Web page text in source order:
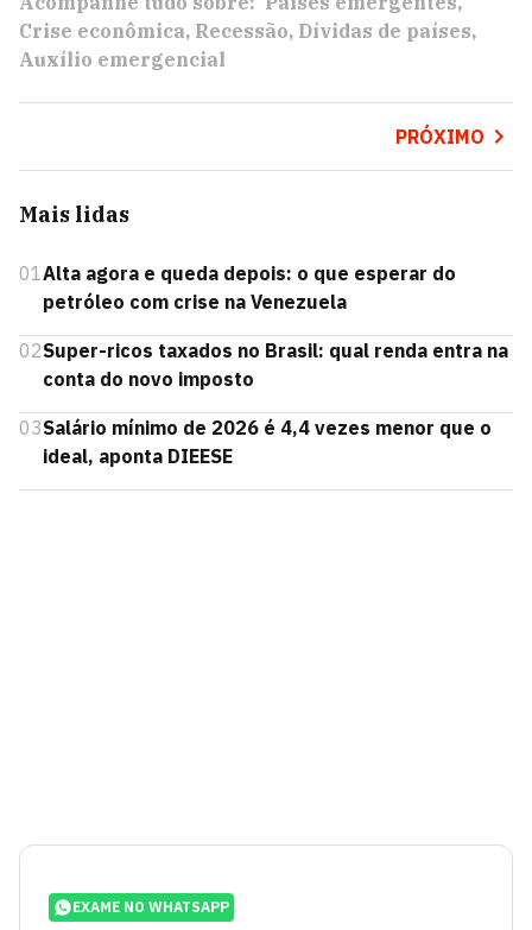
Crise econômica Recessão Dívidas de países
Auxílio emergencial
PRÓXIMO
Mais lidas
01Alta agora e queda depois: o que esperar do
petróleo com crise na Venezuela
02Super-ricos taxados no Brasil: qual renda entra na
conta do novo imposto
03Salário mínimo de 2026 é 4,4 vezes menor que o
ideal, aponta DIEESE
EXAME NO WHATSAPP